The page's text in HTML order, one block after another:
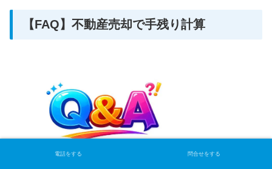
【FAQ】不動産売却で手残り計算
電話をする 問合せをする